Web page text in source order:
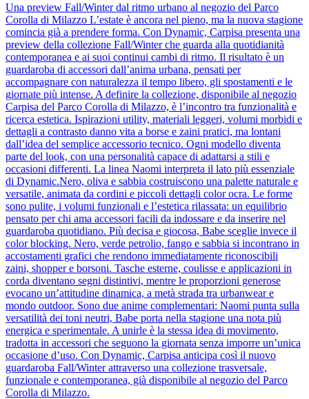
Una preview Fall/Winter dal ritmo urbano al negozio del Parco
Corolla di Milazzo L’estate è ancora nel pieno, ma la nuova stagione
comincia già a prendere forma. Con Dynamic, Carpisa presenta una
preview della collezione Fall/Winter che guarda alla quotidianità
contemporanea e ai suoi continui cambi di ritmo. Il risultato è un
guardaroba di accessori dall’anima urbana, pensati per
accompagnare con naturalezza il tempo libero, gli spostamenti e le
giornate più intense. A definire la collezione, disponibile al negozio
Carpisa del Parco Corolla di Milazzo, è l’incontro tra funzionalità e
ricerca estetica. Ispirazioni utility, materiali leggeri, volumi morbidi e
dettagli a contrasto danno vita a borse e zaini pratici, ma lontani
dall’idea del semplice accessorio tecnico. Ogni modello diventa
parte del look, con una personalità capace di adattarsi a stili e
occasioni differenti. La linea Naomi interpreta il lato più essenziale
di Dynamic.Nero, oliva e sabbia costruiscono una palette naturale e
versatile, animata da cordini e piccoli dettagli color ocra. Le forme
sono pulite, i volumi funzionali e l’estetica rilassata: un equilibrio
pensato per chi ama accessori facili da indossare e da inserire nel
guardaroba quotidiano. Più decisa e giocosa, Babe sceglie invece il
color blocking. Nero, verde petrolio, fango e sabbia si incontrano in
accostamenti grafici che rendono immediatamente riconoscibili
zaini, shopper e borsoni. Tasche esterne, coulisse e applicazioni in
corda diventano segni distintivi, mentre le proporzioni generose
evocano un’attitudine dinamica, a metà strada tra urbanwear e
mondo outdoor. Sono due anime complementari: Naomi punta sulla
versatilità dei toni neutri, Babe porta nella stagione una nota più
energica e sperimentale. A unirle è la stessa idea di movimento,
tradotta in accessori che seguono la giornata senza imporre un’unica
occasione d’uso. Con Dynamic, Carpisa anticipa così il nuovo
guardaroba Fall/Winter attraverso una collezione trasversale,
funzionale e contemporanea, già disponibile al negozio del Parco
Corolla di Milazzo.